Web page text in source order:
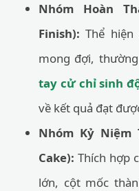
Nhóm Hoàn
Finish): Thể
mong đợi,
tay cử chỉ sinh
về kết quả đạt
Nhóm Kỷ Niệm
Cake): Thích hợp
lớn, cột mốc